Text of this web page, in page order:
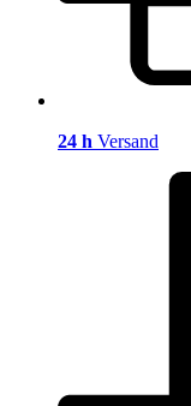
24 h Versand